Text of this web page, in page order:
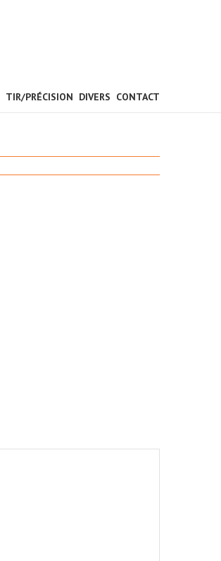
TIR/PRÉCISION DIVERS CONTACT